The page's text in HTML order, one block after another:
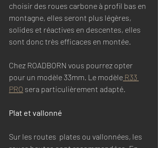
choisir des roues carbone à profil bas en
montagne, elles seront plus légères,
solides et réactives en descentes, elles
sont donc très efficaces en montée.
Chez ROADBORN vous pourrez opter
pour un modèle 33mm. Le modèle R33
PRO sera particulièrement adapté.
Plat et vallonné
Sur les routes  plates ou vallonnées, les